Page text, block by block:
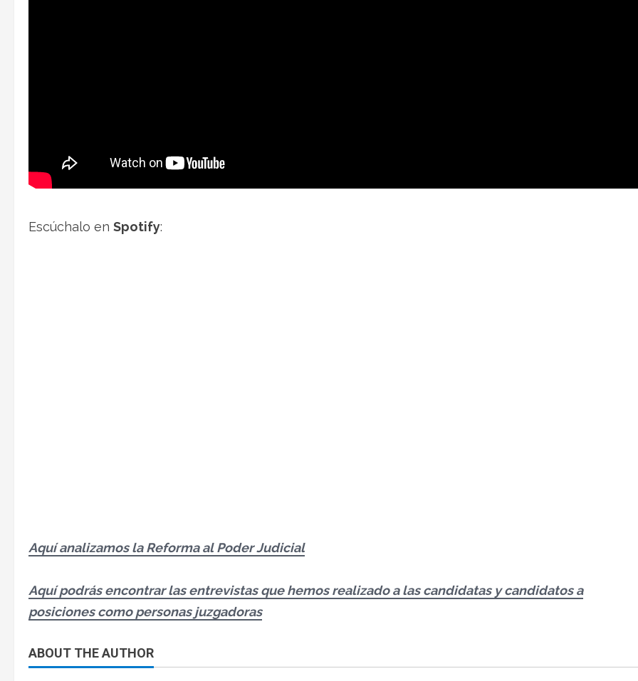
Escúchalo en Spotify:
Aquí analizamos la Reforma al Poder Judicial
Aquí podrás encontrar las entrevistas que hemos realizado a las candidatas y candidatos a
posiciones como personas juzgadoras
ABOUT THE AUTHOR